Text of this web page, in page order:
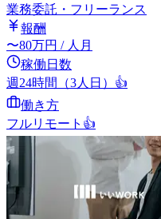
業務委託・フリーランス
報酬
〜80万円 / 人月
稼働日数
週24時間（3人日） 👍
働き方
フルリモート 👍